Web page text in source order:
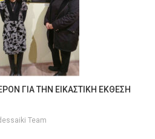
ΓΙΑ ΤΗΝ ΕΙΚΑΣΤΙΚΗ ΕΚΘΕΣΗ
Team